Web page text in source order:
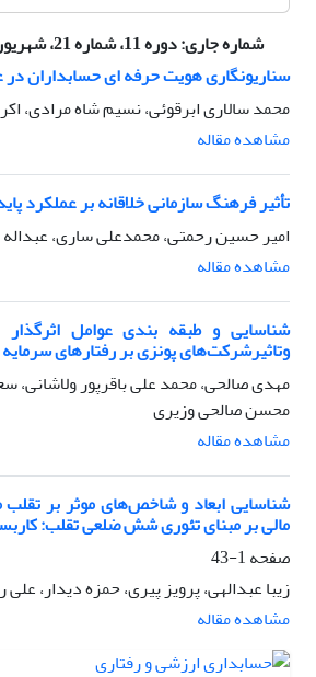
شماره جاری:دوره 11، شماره 21، شهریور 1405
سناریونگاری هویت حرفه ای حسابداران
محمد سالاری ابرقوئی، نسیم شاه مرادی،
مشاهده مقاله
تأثیر فرهنگ سازمانی خلاقانه بر عملکرد
امیر حسین رحمتی، محمدعلی ساری،
مشاهده مقاله
شناسایی و طبقه بندی عوامل
وتاثیرشرکت‌های پونزی بر رفتارهای
مهدی صالحی، محمد علی باقرپور ولاشانی،
محسن صالحی وزیری
مشاهده مقاله
شناسایی ابعاد و شاخص‌های موثر بر
مالی بر مبنای تئوری شش ضلعی تقلب:
صفحه1-43
زیبا عبدالهی، پرویز پیری، حمزه دیدار، علی
مشاهده مقاله